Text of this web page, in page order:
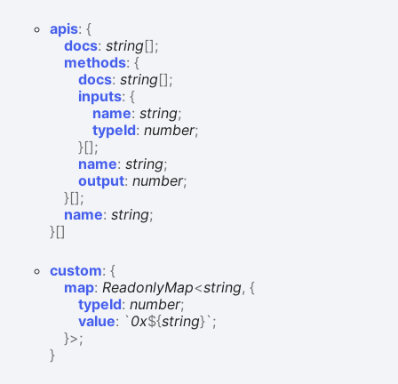
apis: {
docs: string[];
methods: {
docs: string[];
inputs: {
name: string;
typeId: number;
}[];
name: string;
output: number;
}[];
name: string;
}[]
custom: {
map: ReadonlyMap<string, {
typeId: number;
value: ` 0x${string}` ;
}>;
}